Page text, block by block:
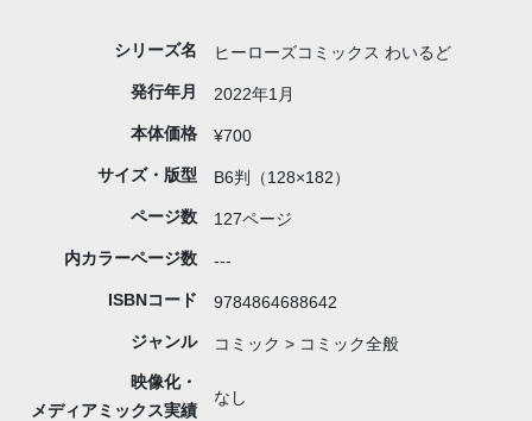
シリーズ名 ヒーローズコミックス わいるど
発行年月 2022年1月
本体価格 ¥700
サイズ・版型 B6判（128×182）
ページ数 127ページ
内カラーページ数 ---
ISBNコード 9784864688642
ジャンル コミック > コミック全般
映像化・
メディアミックス実績
なし